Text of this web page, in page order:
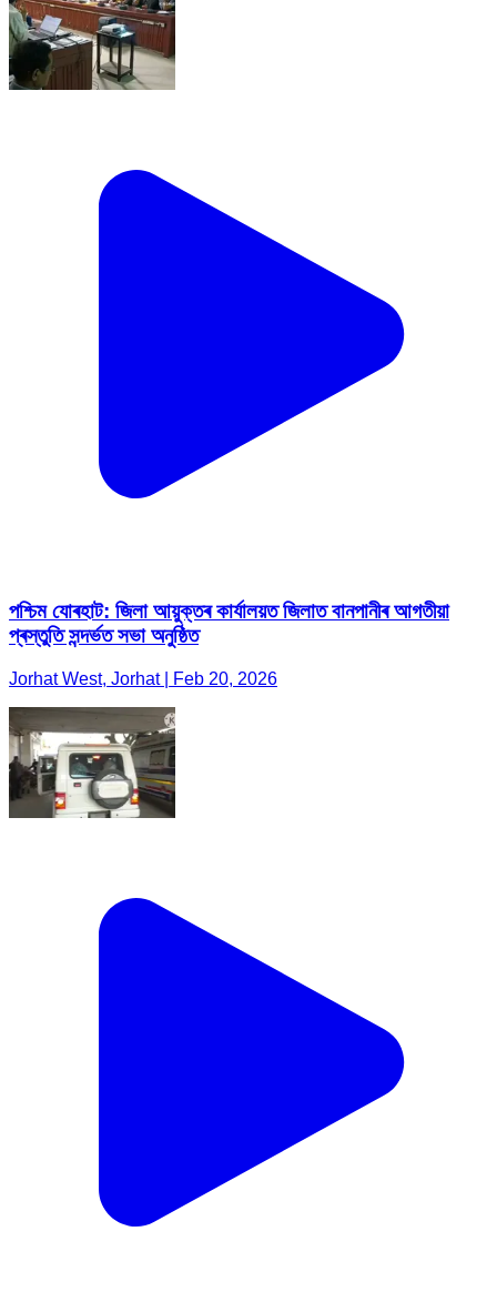
পশ্চিম যোৰহাট: জিলা আয়ুক্তৰ কাৰ্যালয়ত জিলাত বানপানীৰ আগতীয়া
প্ৰস্তুতি সন্দৰ্ভত সভা অনুষ্ঠিত
Jorhat West, Jorhat | Feb 20, 2026